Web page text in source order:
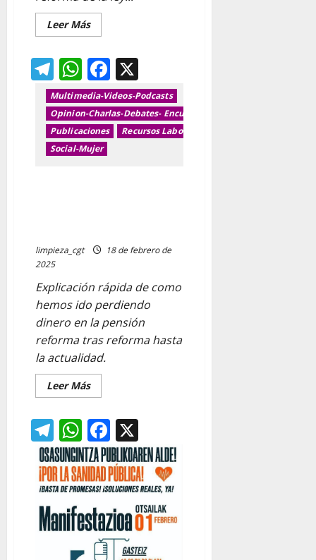
Leer MásLeer
más
Reforma
ley
extranjería
2025:
Formación
en
Inmigración
Situación
irregular,
regularización
Telegram
WhatsApp
Facebook
Multimedia-Videos-Podcasts
Opinion-Charlas-Debates- Encuentros y jornadas
Publicaciones
Recursos Laborales
Social-Mujer
limpieza_cgt
18 de febrero de
2025
Explicación rápida de como
hemos ido perdiendo
dinero en la pensión
reforma tras reforma hasta
la actualidad.
Leer MásLeer
más
EVOLUCION
DE
LAS
PENSIONES
CON
LAS
DIFERNTES
REFOMAS
IMPUESTAS
POR
GOBIERNOS
CCOO
y
UGT
Telegram
WhatsApp
Facebook